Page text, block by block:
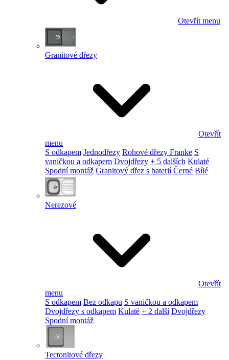
Otevřít menu
Granitové dřezy
Otevřít
menu
S odkapem Jednodřezy Rohové dřezy Franke S
vaničkou a odkapem Dvojdřezy + 5 dalších Kulaté
Spodní montáž Granitový dřez s baterií Černé Bílé
Nerezové
Otevřít
menu
S odkapem Bez odkapu S vaničkou a odkapem
Dvojdřezy s odkapem Kulaté + 2 další Dvojdřezy
Spodní montáž
Tectonitové dřezy